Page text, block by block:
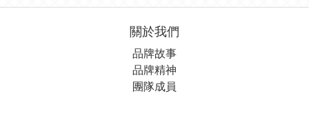
關於我們
品牌故事
品牌精神
團隊成員